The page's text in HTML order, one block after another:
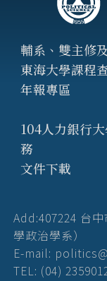
輔系、雙主修
東海大學課程
年報專區
104人力銀行
務
文件下載
Add:407224 台
學政治學系）
E-mail:
TEL: (04)